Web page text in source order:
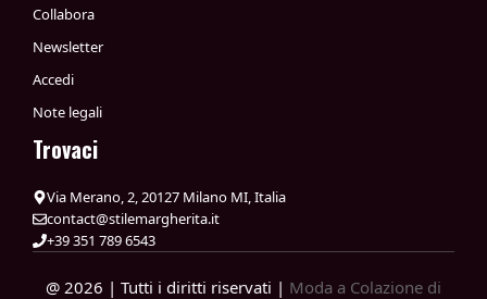
Collabora
Newsletter
Accedi
Note legali
Trovaci
Via Merano, 2, 20127 Milano MI, Italia
contact@stilemargherita.it
+39 351 789 6543
@ 2026 | Tutti i diritti riservati | Moda a Colazione di